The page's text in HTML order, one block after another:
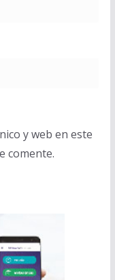
y web en este
comente.